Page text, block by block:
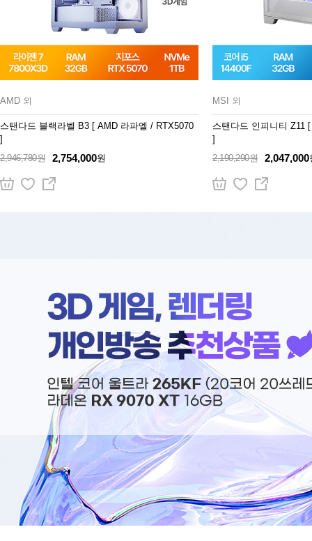
AMD 외
스탠다드 블랙라벨 B3 [ AMD 라파엘 / RTX5070
]
2,946,780원
2,754,000원
MSI 외
스탠다드 인피니티 Z11 [ 3D온라인게임/RTX5060
]
2,190,290원
2,047,000